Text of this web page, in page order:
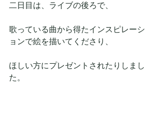
二日目は、ライブの後ろで、
歌っている曲から得たインスピレーシ
ョンで絵を描いてくださり、
ほしい方にプレゼントされたりしまし
た。